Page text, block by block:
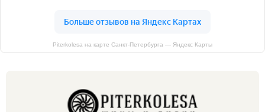
Piterkolesa на карте Санкт‑Петербурга — Яндекс Карты